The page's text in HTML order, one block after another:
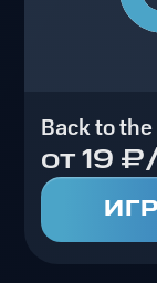
Back to
от 19